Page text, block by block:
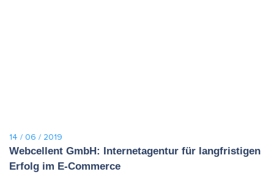
14 / 06 / 2019
Webcellent GmbH: Internetagentur für langfristigen
Erfolg im E-Commerce